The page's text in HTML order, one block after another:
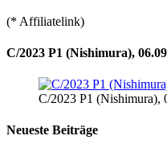
(* Affiliatelink)
C/2023 P1 (Nishimura),
C/2023 P1 (Nishimura),
Neueste Beiträge